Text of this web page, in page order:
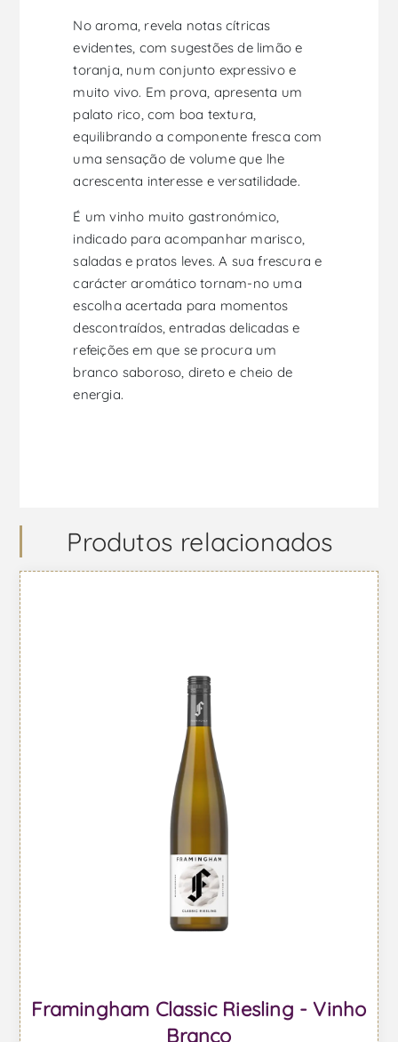
No aroma, revela notas cítricas
evidentes, com sugestões de limão e
toranja, num conjunto expressivo e
muito vivo. Em prova, apresenta um
palato rico, com boa textura,
equilibrando a componente fresca com
uma sensação de volume que lhe
acrescenta interesse e versatilidade.
É um vinho muito gastronómico,
indicado para acompanhar marisco,
saladas e pratos leves. A sua frescura e
carácter aromático tornam-no uma
escolha acertada para momentos
descontraídos, entradas delicadas e
refeições em que se procura um
branco saboroso, direto e cheio de
energia.
Produtos relacionados
Framingham Classic Riesling - Vinho
Branco